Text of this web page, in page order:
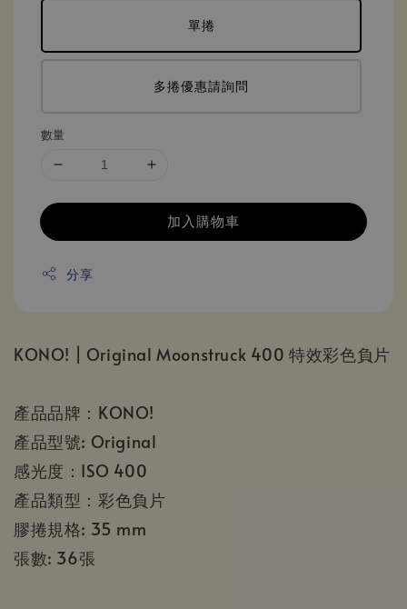
單捲
多捲優惠請詢問
數量
加入購物車
分享
KONO! | Original Moonstruck 400 特效彩色負片
產品品牌：KONO!
產品型號: Original
感光度：ISO 400
產品類型：彩色負片
膠捲規格: 35 mm
張數: 36張